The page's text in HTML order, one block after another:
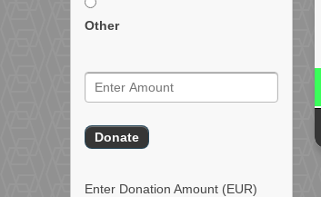
Other
Enter Donation Amount (EUR)